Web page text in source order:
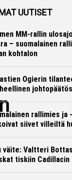
UUTISET
MM-rallin
– suomalainen
kohtalon
Ogierin
johtopäätös
rallimies ja
siivet villeiltä
väite: Valtteri
tiskiin Cadillacin